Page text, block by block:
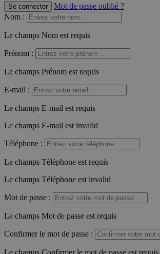
Se connecter
Mot de passe oublié ?
Nom :
Le champs Nom est requis
Prénom :
Le champs Prénom est requis
E-mail :
Le champs E-mail est requis
Le champs E-mail est invalid
Téléphone :
Le champs Téléphone est requis
Le champs Téléphone est invalid
Mot de passe :
Le champs Mot de passe est requis
Confirmer le mot de passe :